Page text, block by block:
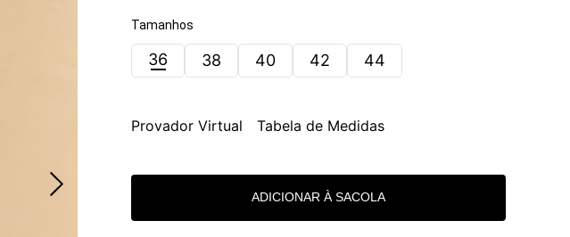
Tamanhos
36 38 40 42 44
Provador Virtual Tabela de Medidas
ADICIONAR À SACOLA